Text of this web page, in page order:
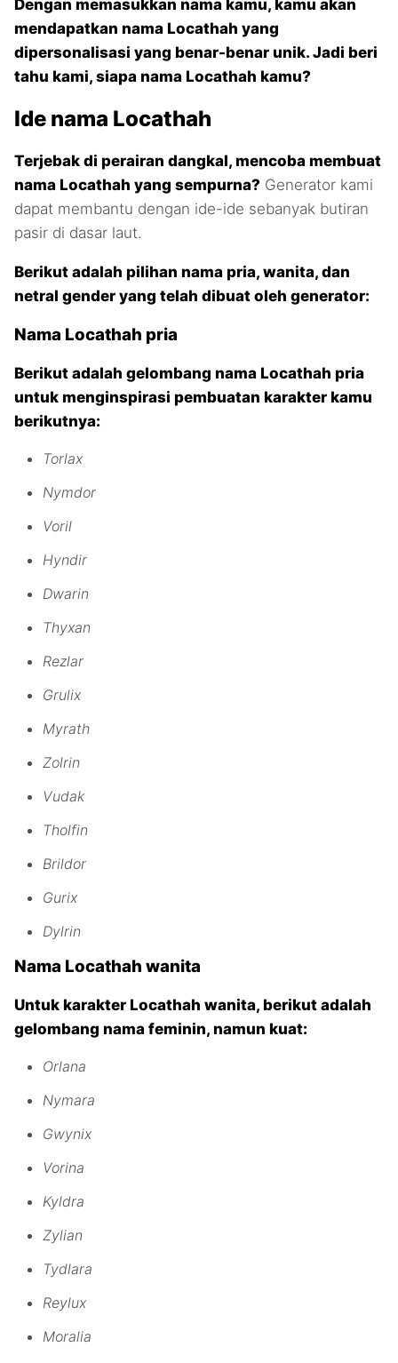
Dengan memasukkan nama kamu, kamu akan
mendapatkan nama Locathah yang
dipersonalisasi yang benar-benar unik. Jadi beri
tahu kami, siapa nama Locathah kamu?
Ide nama Locathah
Terjebak di perairan dangkal, mencoba membuat
nama Locathah yang sempurna? Generator kami
dapat membantu dengan ide-ide sebanyak butiran
pasir di dasar laut.
Berikut adalah pilihan nama pria, wanita, dan
netral gender yang telah dibuat oleh generator:
Nama Locathah pria
Berikut adalah gelombang nama Locathah pria
untuk menginspirasi pembuatan karakter kamu
berikutnya:
Torlax
Nymdor
Voril
Hyndir
Dwarin
Thyxan
Rezlar
Grulix
Myrath
Zolrin
Vudak
Tholfin
Brildor
Gurix
Dylrin
Nama Locathah wanita
Untuk karakter Locathah wanita, berikut adalah
gelombang nama feminin, namun kuat:
Orlana
Nymara
Gwynix
Vorina
Kyldra
Zylian
Tydlara
Reylux
Moralia